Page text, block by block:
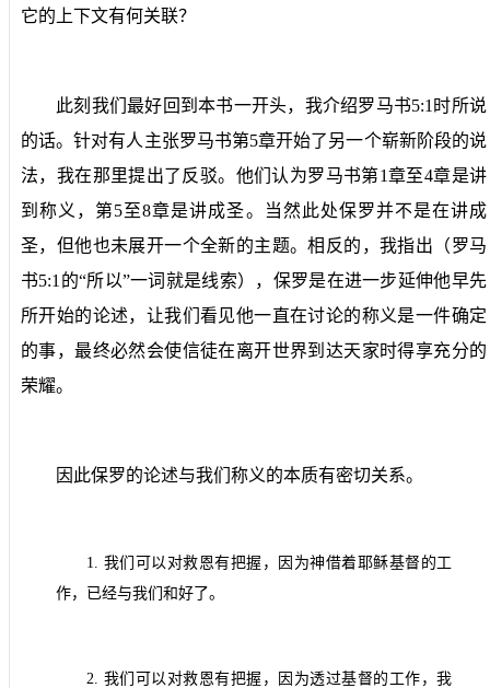
它的上下文有何关联？
此刻我们最好回到本书一开头，我介绍罗马书5:1 时所说
的话。针对有人主张罗马书第5章开始了另一个崭新阶段的说
法，我在那里提出了反驳。他们认为罗马书第1章至4章是讲
到称义，第5至8章是讲成圣。当然此处保罗并不是在讲成
圣，但他也未展开一个全新的主题。相反的，我指出（罗马
书5:1 的“所以”一词就是线索），保罗是在进一步延伸他早先
所开始的论述，让我们看见他一直在讨论的称义是一件确定
的事，最终必然会使信徒在离开世界到达天家时得享充分的
荣耀。
因此保罗的论述与我们称义的本质有密切关系。
1. 我们可以对救恩有把握，因为神借着耶稣基督的工
作，已经与我们和好了。
2. 我们可以对救恩有把握，因为透过基督的工作，我